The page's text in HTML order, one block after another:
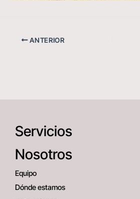
ANTERIOR
Servicios
Nosotros
Equipo
Dónde estamos